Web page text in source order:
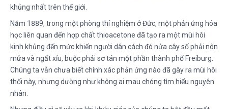
khủng nhất trên thế giới.
Năm 1889, trong một phòng thí nghiệm ở Đức, một phản ứng hóa
học liên quan đến hợp chất thioacetone đã tạo ra một mùi hôi
kinh khủng đến mức khiến người dân cách đó nửa cây số phải nôn
mửa và ngất xỉu, buộc phải sơ tán một phần thành phố Freiburg.
Chúng ta vẫn chưa biết chính xác phản ứng nào đã gây ra mùi hôi
thối này, nhưng dường như không ai mau chóng tìm hiểu nguyên
nhân.